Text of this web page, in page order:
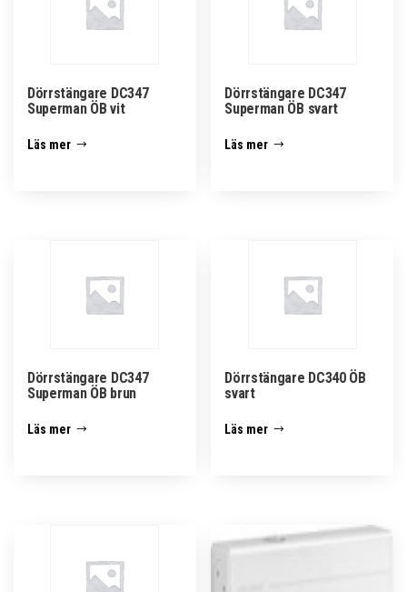
Dörrstängare DC347
Superman ÖB vit
Läs mer
Dörrstängare DC347
Superman ÖB svart
Läs mer
Dörrstängare DC347
Superman ÖB brun
Läs mer
Dörrstängare DC340 ÖB
svart
Läs mer